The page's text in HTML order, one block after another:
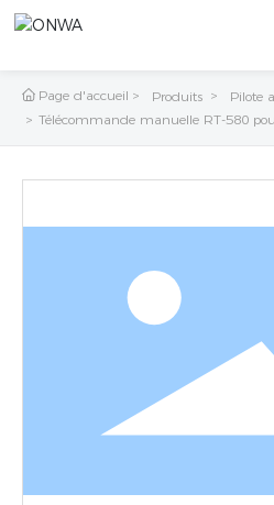
Page d'accueil Produits
Pilote
Télécommande manuelle RT-580